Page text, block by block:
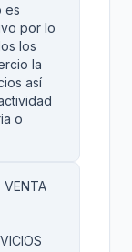
es
por lo
los
la
así
o
VENTA